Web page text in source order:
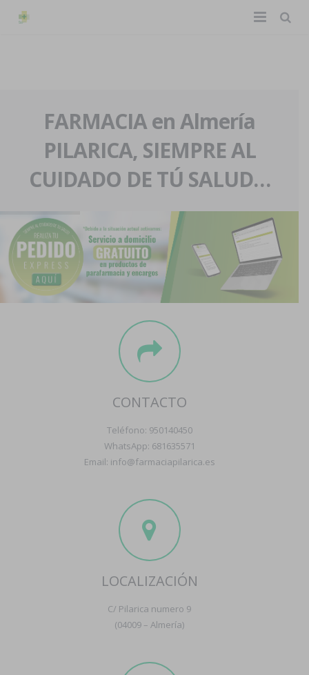
La farmacia
Nuestra historia
Nuestro equipo
Eventos
Servicios y reservas
Pedidos express
Blog
Contacto
Boletín
FARMACIA en Almería
PILARICA, SIEMPRE AL
CUIDADO DE TÚ SALUD…
CONTACTO
Teléfono: 950140450
WhatsApp: 681635571
Email: info@farmaciapilarica.es
LOCALIZACIÓN
C/ Pilarica numero 9
(04009 – Almería)